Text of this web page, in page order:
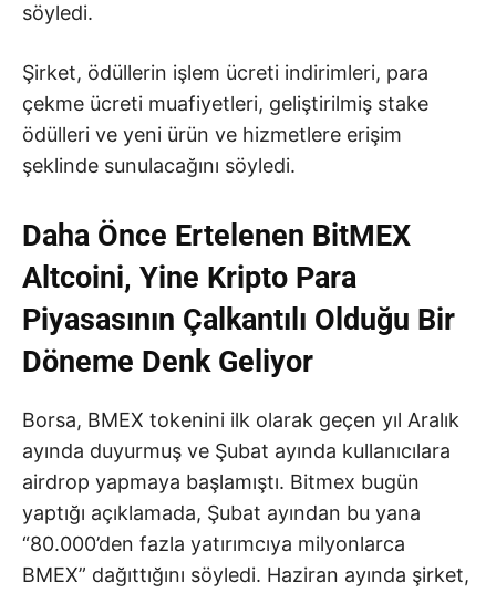
söyledi.
Şirket, ödüllerin işlem ücreti indirimleri, para
çekme ücreti muafiyetleri, geliştirilmiş stake
ödülleri ve yeni ürün ve hizmetlere erişim
şeklinde sunulacağını söyledi.
Daha Önce Ertelenen BitMEX
Altcoini, Yine Kripto Para
Piyasasının Çalkantılı Olduğu Bir
Döneme Denk Geliyor
Borsa, BMEX tokenini ilk olarak geçen yıl Aralık
ayında duyurmuş ve Şubat ayında kullanıcılara
airdrop yapmaya başlamıştı. Bitmex bugün
yaptığı açıklamada, Şubat ayından bu yana
“80.000’den fazla yatırımcıya milyonlarca
BMEX” dağıttığını söyledi. Haziran ayında şirket,